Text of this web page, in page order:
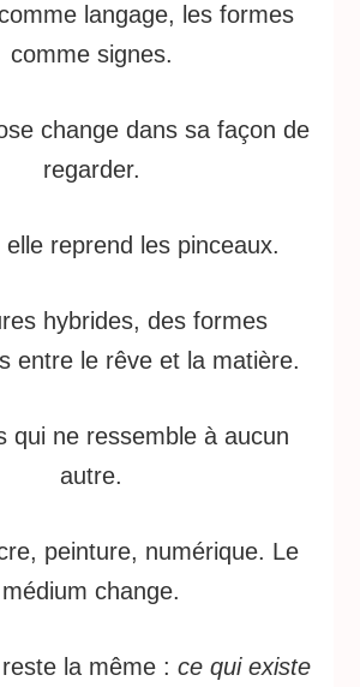
langage, les formes
comme signes.
change dans sa façon de
regarder.
elle reprend les pinceaux.
hybrides, des formes
entre le rêve et la matière.
qui ne ressemble à aucun
autre.
peinture, numérique. Le
médium change.
la même : ce qui existe